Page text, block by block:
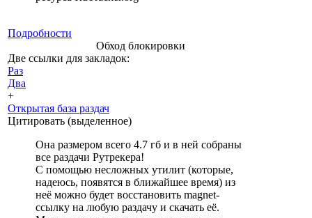
Подробности
Обход блокировки
Две ссылки для закладок:
Раз
Два
+
Открытая база раздач
Цитировать (выделенное)
Она размером всего 4.7 гб и в ней собраны
все раздачи Рутрекера!
С помощью несложных утилит (которые,
надеюсь, появятся в ближайшее время) из
неё можно будет восстановить magnet-
ссылку на любую раздачу и скачать её.